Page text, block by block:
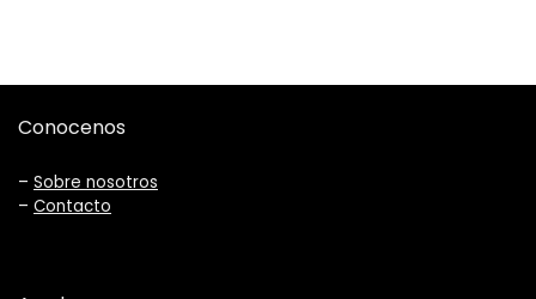
Conocenos
– Sobre nosotros
– Contacto